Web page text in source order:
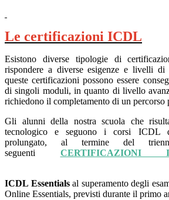
Le certificazioni ICDL
Esistono diverse tipologie di
rispondere a diverse esigenze e livelli di
queste certificazioni possono essere
di singoli moduli, in quanto di livello
richiedono il completamento di un percorso
Gli alunni della nostra scuola che
tecnologico e seguono i corsi ICDL
prolungato, al termine del
seguenti CERTIFICAZIONI
ICDL Essentialsal superamento degli
Online Essentials, previsti durante il primo